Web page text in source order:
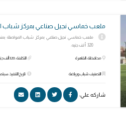
ملعب خماسي نجيل صناعي بمركز شباب
ملعب خماسي نجيل صناعي بمركز شباب المواصلة
320 ألف جنيه.
محافظة: القاهرة
التصنيف: شباب ورياضة
التكلفة: 320 ألف جنيه
تاريخ التنفيذ: سبتمبر ٢٠١٤
شاركه علي: